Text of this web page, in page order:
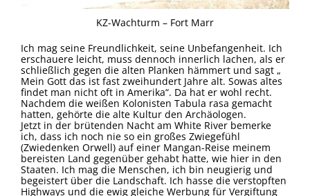
KZ-Wachturm – Fort Marr
Ich mag seine Freundlichkeit, seine Unbefangenheit. Ich
erschauere leicht, muss dennoch innerlich lachen, als er
schließlich gegen die alten Planken hämmert und sagt „
Mein Gott das ist fast zweihundert Jahre alt. Sowas altes
findet man nicht oft in Amerika“. Da hat er wohl recht.
Nachdem die weißen Kolonisten Tabula rasa gemacht
hatten, gehörte die alte Kultur den Archäologen.
Jetzt in der brütenden Nacht am White River bemerke
ich, dass ich noch nie so ein großes Zwiegefühl
(Zwiedenken Orwell) auf einer Mangan-Reise meinem
bereisten Land gegenüber gehabt hatte, wie hier in den
Staaten. Ich mag die Menschen, ich bin neugierig und
begeistert über die Landschaft. Ich hasse die verstopften
Highways und die ewig gleiche Werbung für Vergiftung